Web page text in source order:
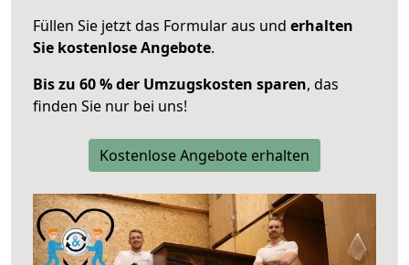
Füllen Sie jetzt das Formular aus und erhalten
Sie kostenlose Angebote.
Bis zu 60 % der Umzugskosten sparen, das
finden Sie nur bei uns!
Kostenlose Angebote erhalten